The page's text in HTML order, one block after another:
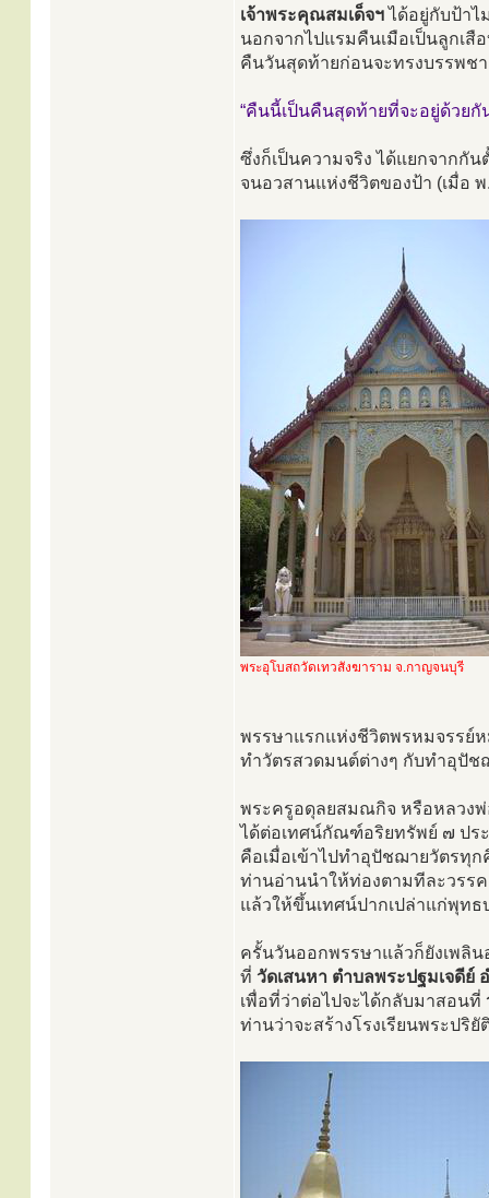
เจ้าพระคุณสมเด็จฯได้อยู่กับป้าไ
นอกจากไปแรมคืนเมือเป็นลูกเสื
คืนวันสุดท้ายก่อนจะทรงบรรพช
“คืนนี้เป็นคืนสุดท้ายที่จะอยู่ด้วยกั
ซึ่งก็เป็นความจริง ได้แยกจากกั
จนอวสานแห่งชีวิตของป้า (เมื่อ
พระอุโบสถวัดเทวสังฆาราม จ.กาญจนบุรี
พรรษาแรกแห่งชีวิตพรหมจรรย์
ทำวัตรสวดมนต์ต่างๆ กับทำอุปัช
พระครูอดุลยสมณกิจ หรือหลวง
ได้ต่อเทศน์กัณฑ์อริยทรัพย์ ๗ ป
คือเมื่อเข้าไปทำอุปัชฌายวัตรทุก
ท่านอ่านนำให้ท่องตามทีละวรร
แล้วให้ขึ้นเทศน์ปากเปล่าแก่พุท
ครั้นวันออกพรรษาแล้วก็ยังเพลิ
ที่ วัดเสนหา ตำบลพระปฐมเจดีย์
เพื่อที่ว่าต่อไปจะได้กลับมาสอนที่
ท่านว่าจะสร้างโรงเรียนพระปริยั